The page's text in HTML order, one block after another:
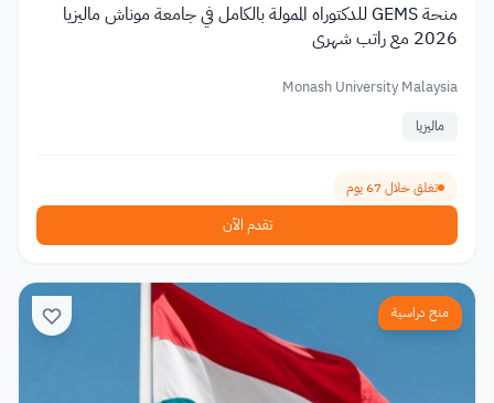
منحة GEMS للدكتوراه الممولة بالكامل في جامعة موناش ماليزيا
2026 مع راتب شهري
Monash University Malaysia
ماليزيا
تغلق خلال 67 يوم
تقدم الآن
منح دراسية